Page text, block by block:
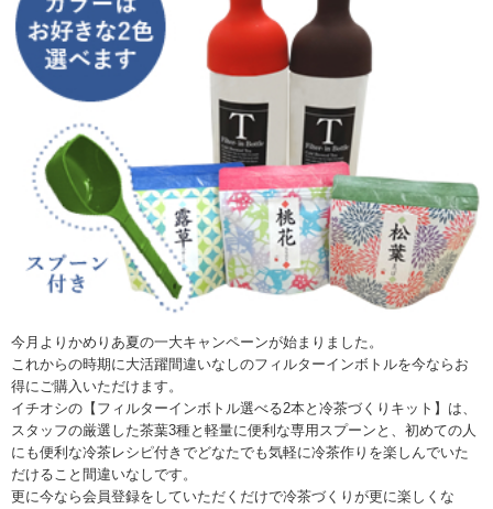
今月よりかめりあ夏の一大キャンペーンが始まりました。
これからの時期に大活躍間違いなしのフィルターインボトルを今ならお
得にご購入いただけます。
イチオシの【フィルターインボトル選べる2本と冷茶づくりキット】は、
スタッフの厳選した茶葉3種と軽量に便利な専用スプーンと、初めての人
にも便利な冷茶レシピ付きでどなたでも気軽に冷茶作りを楽しんでいた
だけること間違いなしです。
更に今なら会員登録をしていただくだけで冷茶づくりが更に楽しくな